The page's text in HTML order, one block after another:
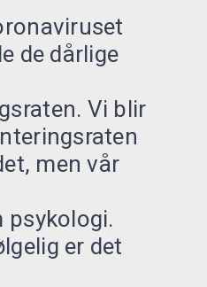
de dårlige
Vi blir
men vår
psykologi.
er det